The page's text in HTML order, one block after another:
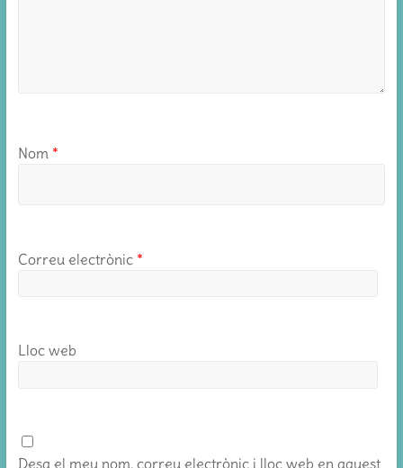
Nom *
Correu electrònic *
Lloc web
Desa el meu nom, correu electrònic i lloc web en aquest